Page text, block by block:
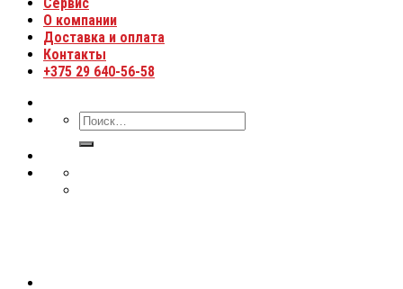
О компании
Доставка и оплата
Контакты
+375 29 640-56-58